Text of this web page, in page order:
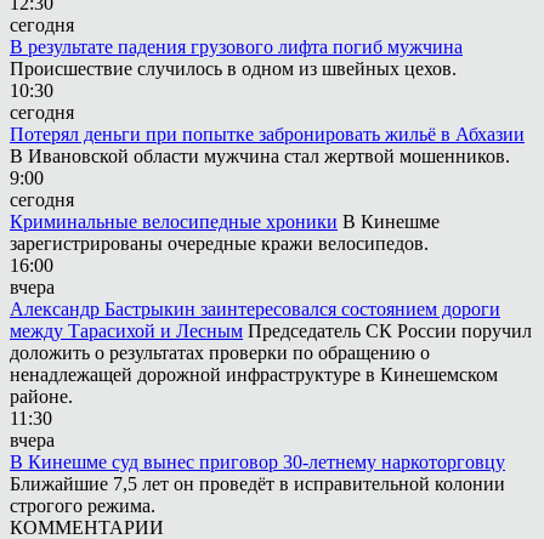
сегодня
В результате падения грузового лифта погиб мужчина
Происшествие случилось в одном из швейных цехов.
10:30
сегодня
Потерял деньги при попытке забронировать жильё в Абхазии
В Ивановской области мужчина стал жертвой мошенников.
9:00
сегодня
Криминальные велосипедные хроники В Кинешме
зарегистрированы очередные кражи велосипедов.
16:00
вчера
Александр Бастрыкин заинтересовался состоянием дороги
между Тарасихой и Лесным Председатель СК России поручил
доложить о результатах проверки по обращению о
ненадлежащей дорожной инфраструктуре в Кинешемском
районе.
11:30
вчера
В Кинешме суд вынес приговор 30-летнему наркоторговцу
Ближайшие 7,5 лет он проведёт в исправительной колонии
строгого режима.
КОММЕНТАРИИ